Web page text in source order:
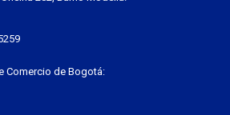
Comercio de Bogotá: